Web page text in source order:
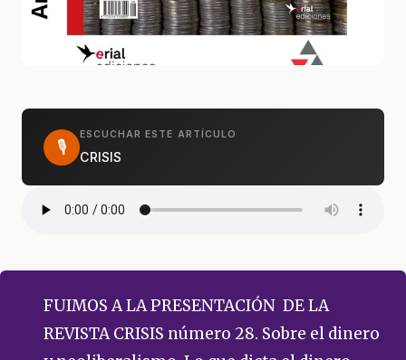
🎙
ESCUCHAR ESTE ARTÍCULO
CRISIS
FUIMOS A LA PRESENTACIÓN DE LA
REVISTA CRISIS número 28. Sobre el dinero